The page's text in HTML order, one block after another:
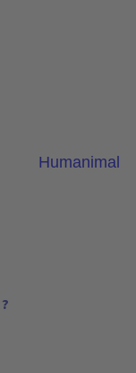
Humanimal
?